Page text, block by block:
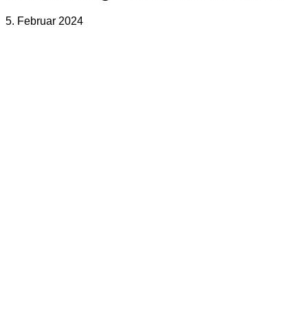
5. Februar 2024